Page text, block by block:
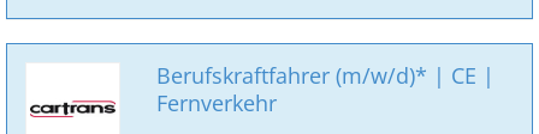
Berufskraftfahrer (m/w/d)* | CE |
Fernverkehr